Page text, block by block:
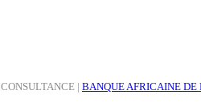
CONSULTANCE | BANQUE AFRICAINE DE